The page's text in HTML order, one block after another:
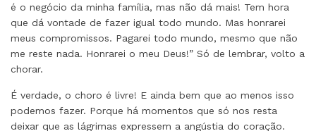
é o negócio da minha família, mas não dá mais! Tem hora
que dá vontade de fazer igual todo mundo. Mas honrarei
meus compromissos. Pagarei todo mundo, mesmo que não
me reste nada. Honrarei o meu Deus!” Só de lembrar, volto a
chorar.
É verdade, o choro é livre! E ainda bem que ao menos isso
podemos fazer. Porque há momentos que só nos resta
deixar que as lágrimas expressem a angústia do coração.